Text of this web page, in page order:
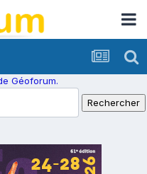
Géoforum.